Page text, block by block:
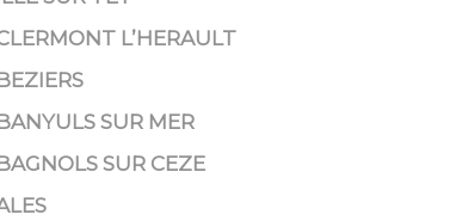
L’HERAULT
SUR MER
SUR CEZE